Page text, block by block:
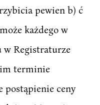
pewien b) ć
każdego w
w Registraturze
terminie
postąpienie ceny